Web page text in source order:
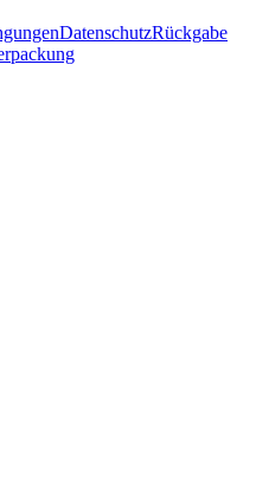
DatenschutzRückgabe